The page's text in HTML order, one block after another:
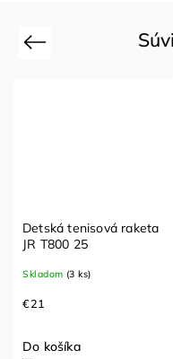
Previous
Detská tenisová raketa
JR T800 25
Skladom (3 ks)
€21
Do košíka